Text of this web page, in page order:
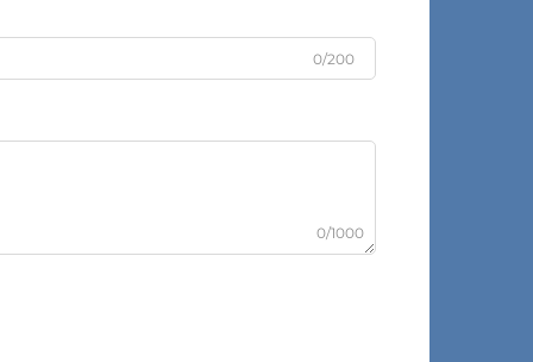
0/200
0/1000